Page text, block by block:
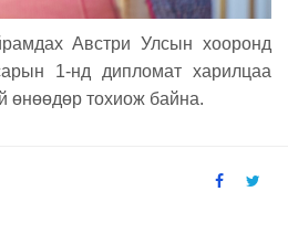
Австри Улсын хооронд
1-нд дипломат харилцаа
өнөөдөр тохиож байна.